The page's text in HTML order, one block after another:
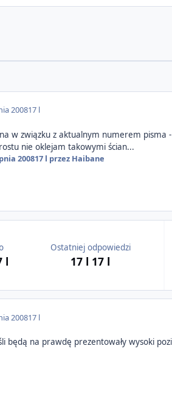
200817 l
w związku z aktualnym numerem pisma
nie oklejam takowymi ścian...
200817 l przez Haibane
l
Ostatniej odpowiedzi
17 l 17 l
200817 l
będą na prawdę prezentowały wysoki